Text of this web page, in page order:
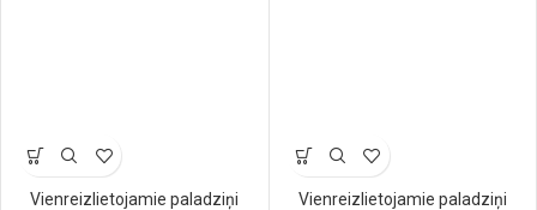
Vienreizlietojamie paladziņi
Vienreizlietojamie paladziņi